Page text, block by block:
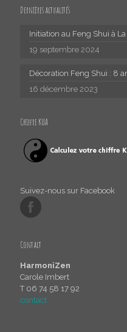
Dernières actualités
Initiation au Feng Shui à
19 septembre 2024
Décoration Feng Shui : 8
16 décembre 2023
Chiffre KUA
Suivez-nous sur Facebook
Contact
HarmoniZen
Carole Imbert
T 06 74 58 17 92
contact